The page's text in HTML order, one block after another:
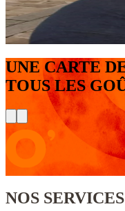
UNE CARTE
TOUS LES
NOS SERVICES